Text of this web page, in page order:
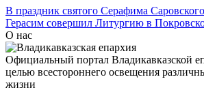
В праздник святого Серафима
Герасим совершил Литургию в
О нас
Официальный портал Владикавказской
целью всестороннего освещения
жизни